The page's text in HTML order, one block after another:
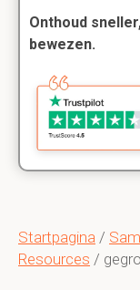
Startpagina /
Resources /
Onthoud
bewezen.